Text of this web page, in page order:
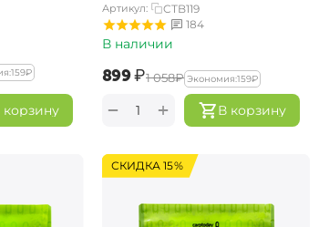
‍159‍₽
корзину
Артикул:
CTB119
184
В наличии
‍899‍₽‍1 058‍₽ Экономия:‍159‍₽
В корзину
+
−
СКИДКА 15%